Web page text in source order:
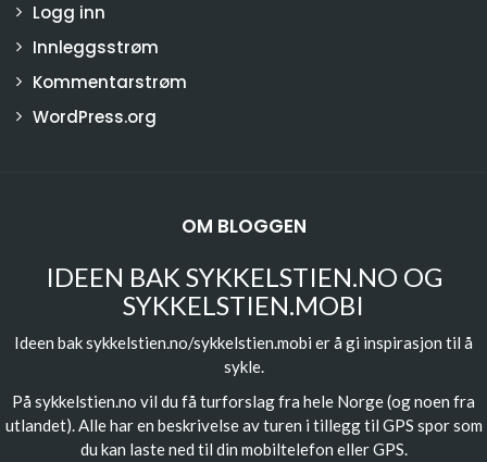
Logg inn
Innleggsstrøm
Kommentarstrøm
WordPress.org
OM BLOGGEN
IDEEN BAK SYKKELSTIEN.NO OG
SYKKELSTIEN.MOBI
Ideen bak sykkelstien.no/sykkelstien.mobi er å gi inspirasjon til å
sykle.
På sykkelstien.no vil du få turforslag fra hele Norge (og noen fra
utlandet). Alle har en beskrivelse av turen i tillegg til GPS spor som
du kan laste ned til din mobiltelefon eller GPS.